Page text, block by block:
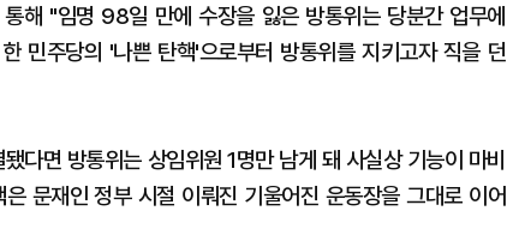
해 "임명 98일 만에 수장을 잃은 방통위는 당분간 업무에
민주당의 '나쁜 탄핵'으로부터 방통위를 지키고자 직을 던
다면 방통위는 상임위원 1명만 남게 돼 사실상 기능이 마비
문재인 정부 시절 이뤄진 기울어진 운동장을 그대로 이어